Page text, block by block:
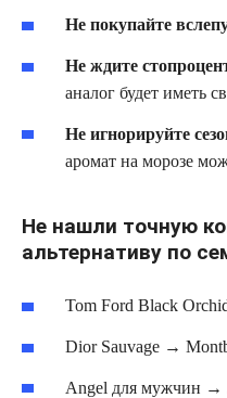
Не покупайте
Не ждите
аналог будет иметь
Не игнорируйте
аромат на морозе
Не нашли точную
альтернативу по
Tom Ford Black
Dior Sauvage →
Angel для мужчин →